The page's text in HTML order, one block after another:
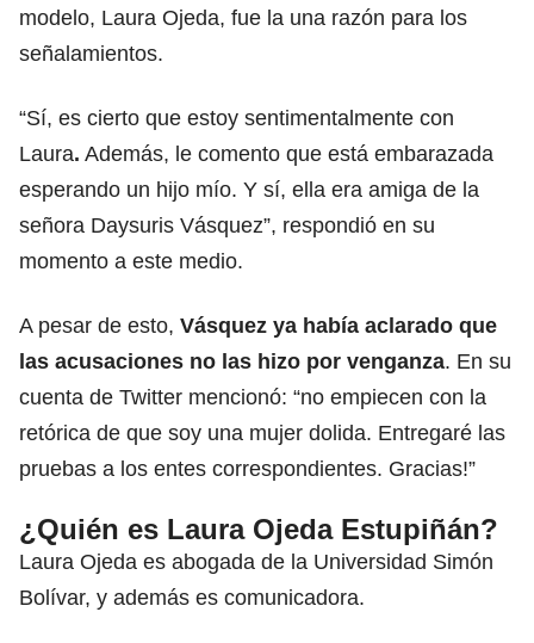
modelo, Laura Ojeda, fue la una razón para los
señalamientos.
“Sí, es cierto que estoy sentimentalmente con
Laura. Además, le comento que está embarazada
esperando un hijo mío. Y sí, ella era amiga de la
señora Daysuris Vásquez”, respondió en su
momento a este medio.
A pesar de esto, Vásquez ya había aclarado que
las acusaciones no las hizo por venganza. En su
cuenta de Twitter mencionó: “no empiecen con la
retórica de que soy una mujer dolida. Entregaré las
pruebas a los entes correspondientes. Gracias!”
¿Quién es Laura Ojeda Estupiñán?
Laura Ojeda es abogada de la Universidad Simón
Bolívar, y además es comunicadora.